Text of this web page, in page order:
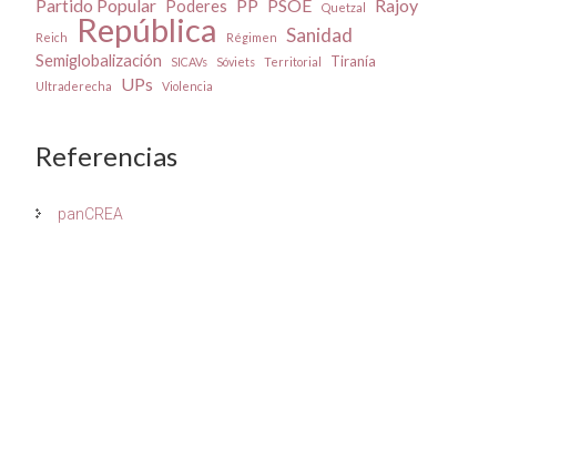
Partido Popular Poderes PP PSOE Quetzal Rajoy
Reich República Régimen Sanidad
Semiglobalización SICAVs Sóviets Territorial Tiranía
Ultraderecha UPs Violencia
Referencias
panCREA